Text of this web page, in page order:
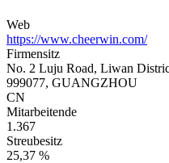
Web
https://www.cheerwin.com/
Firmensitz
No. 2 Luju Road, Liwan
999077, GUANGZHOU
CN
Mitarbeitende
1.367
Streubesitz
25,37 %